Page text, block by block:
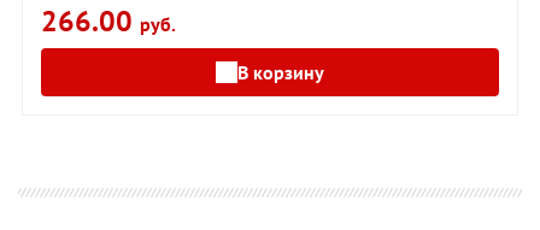
266.00 руб.
В корзину